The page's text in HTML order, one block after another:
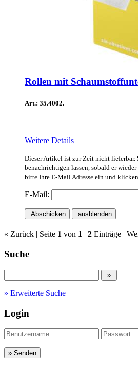
Rollen mit
Art.: 35.4002.
Weitere Details
Dieser Artikel ist zur Zeit nicht lieferbar.
benachrichtigen lassen, sobald er
bitte Ihre E-Mail Adresse ein und
E-Mail:
Abschicken ausblenden
« Zurück | Seite 1 von 1 | 2 Einträge |
Suche
» Erweiterte Suche
Login